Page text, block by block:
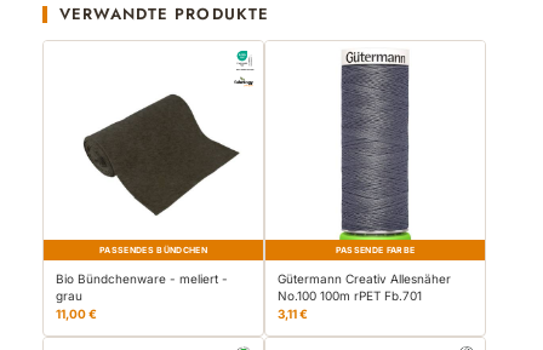
VERWANDTE PRODUKTE
PASSENDES BÜNDCHEN
Bio Bündchenware - meliert -
grau
11,00 €
PASSENDE FARBE
Gütermann Creativ Allesnäher
No.100 100m rPET Fb.701
3,11 €